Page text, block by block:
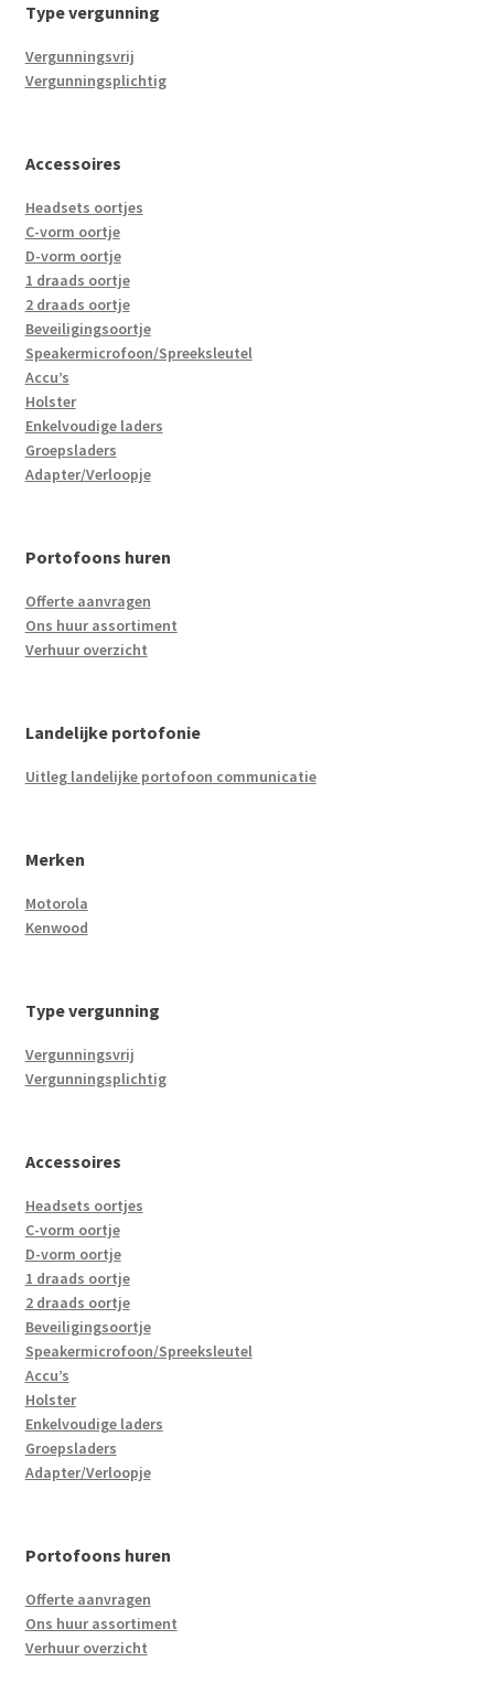
Type vergunning
Vergunningsvrij
Vergunningsplichtig
Accessoires
Headsets oortjes
C-vorm oortje
D-vorm oortje
1 draads oortje
2 draads oortje
Beveiligingsoortje
Speakermicrofoon/Spreeksleutel
Accu’s
Holster
Enkelvoudige laders
Groepsladers
Adapter/Verloopje
Portofoons huren
Offerte aanvragen
Ons huur assortiment
Verhuur overzicht
Landelijke portofonie
Uitleg landelijke portofoon communicatie
Merken
Motorola
Kenwood
Type vergunning
Vergunningsvrij
Vergunningsplichtig
Accessoires
Headsets oortjes
C-vorm oortje
D-vorm oortje
1 draads oortje
2 draads oortje
Beveiligingsoortje
Speakermicrofoon/Spreeksleutel
Accu’s
Holster
Enkelvoudige laders
Groepsladers
Adapter/Verloopje
Portofoons huren
Offerte aanvragen
Ons huur assortiment
Verhuur overzicht